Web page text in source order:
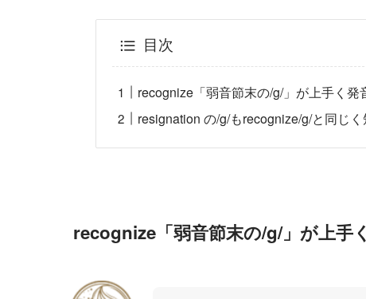
目次
recognize「弱音節末の/g/」が上手く発
resignation の/g/もrecognize/g/と同じ
recognize「弱音節末の/g/」が上手